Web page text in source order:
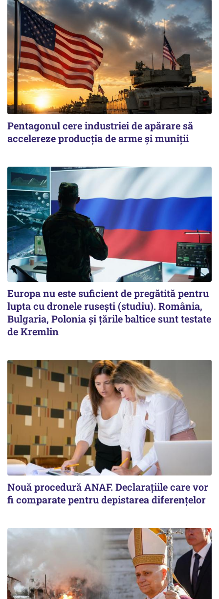
Pentagonul cere industriei de apărare să
accelereze producția de arme și muniții
Europa nu este suficient de pregătită pentru
lupta cu dronele rusești (studiu). România,
Bulgaria, Polonia și țările baltice sunt testate
de Kremlin
Nouă procedură ANAF. Declarațiile care vor
fi comparate pentru depistarea diferențelor